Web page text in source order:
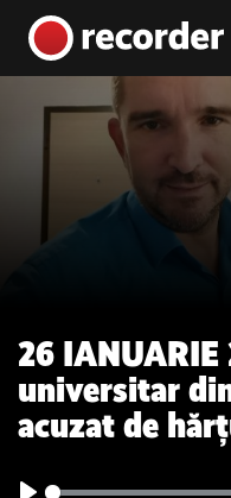
Skip to content
Main
26
universitar
acuzat de